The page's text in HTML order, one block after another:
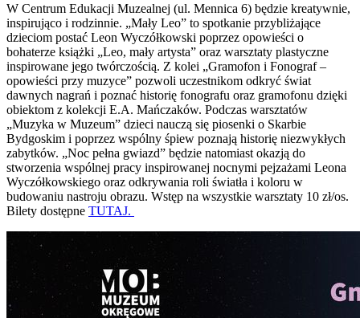
W Centrum Edukacji Muzealnej (ul. Mennica 6) będzie kreatywnie,
inspirująco i rodzinnie. „Mały Leo” to spotkanie przybliżające
dzieciom postać Leon Wyczółkowski poprzez opowieści o
bohaterze książki „Leo, mały artysta” oraz warsztaty plastyczne
inspirowane jego twórczością. Z kolei „Gramofon i Fonograf –
opowieści przy muzyce” pozwoli uczestnikom odkryć świat
dawnych nagrań i poznać historię fonografu oraz gramofonu dzięki
obiektom z kolekcji E.A. Mańczaków. Podczas warsztatów
„Muzyka w Muzeum” dzieci nauczą się piosenki o Skarbie
Bydgoskim i poprzez wspólny śpiew poznają historię niezwykłych
zabytków. „Noc pełna gwiazd” będzie natomiast okazją do
stworzenia wspólnej pracy inspirowanej nocnymi pejzażami Leona
Wyczółkowskiego oraz odkrywania roli światła i koloru w
budowaniu nastroju obrazu. Wstęp na wszystkie warsztaty 10 zł/os.
Bilety dostępne TUTAJ.